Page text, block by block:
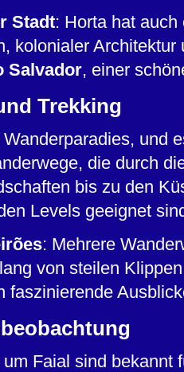
Stadt: Horta hat
kolonialer
Salvador, einer
Trekking
und
die durch
bis zu den
Levels geeignet
: Mehrere
von steilen
faszinierende
Faial sind bekannt